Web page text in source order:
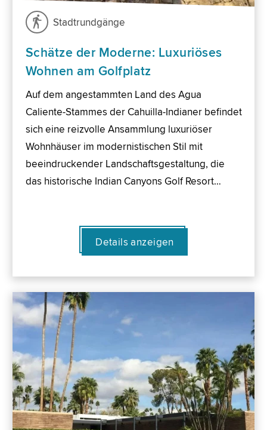
Stadtrundgänge
Schätze der Moderne: Luxuriöses
Wohnen am Golfplatz
Auf dem angestammten Land des Agua
Caliente-Stammes der Cahuilla-Indianer befindet
sich eine reizvolle Ansammlung luxuriöser
Wohnhäuser im modernistischen Stil mit
beeindruckender Landschaftsgestaltung, die
das historische Indian Canyons Golf Resort…
Details anzeigen